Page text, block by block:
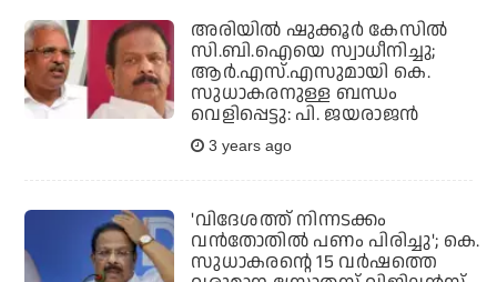
അരിയില്‍ ഷുക്കൂര്‍ കേസില്‍
സി.ബി.ഐയെ സ്വാധീനിച്ചു;
ആര്‍.എസ്.എസുമായി കെ.
സുധാകരനുള്ള ബന്ധം
വെളിപ്പെട്ടു: പി. ജയരാജന്‍
3 years ago
'വിദേശത്ത് നിന്നടക്കം
വന്‍തോതില്‍ പണം പിരിച്ചു'; കെ.
സുധാകരന്റെ 15 വര്‍ഷത്തെ